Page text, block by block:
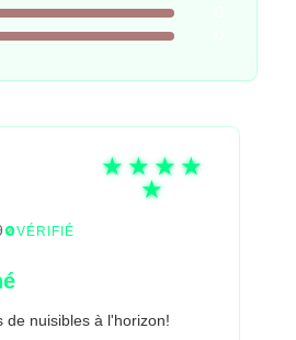
VÉRIFIÉ
de nuisibles à l'horizon!